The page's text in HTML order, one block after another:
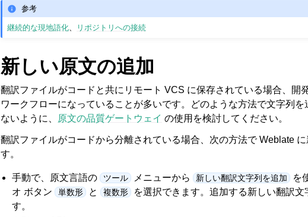
参考
継続的な現地語化、 リポジトリへの接続
新しい原文の追加
翻訳ファイルがコードと共にリモート VCS に保存されている場合、開
ワークフローになっていることが多いです。どのような方法で文字列
ないように、
原文の品質ゲートウェイ の使用を検討してください。
翻訳ファイルがコードから分離されている場合、次の方法で Weblate
す。
手動で、原文言語の ツール メニューから 新しい翻訳文字列を追加
を
オ ボタン 単数形 と 複数形
を選択できます。追加する新しい翻訳
す。